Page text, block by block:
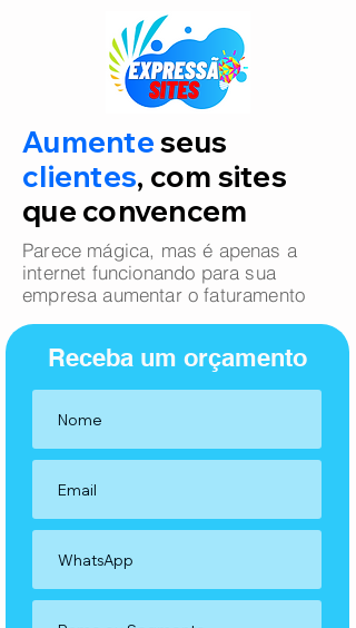
Aumenteseus
clientes, com sites
que convencem
Parece mágica, mas é apenas a
internet funcionando para sua
empresa aumentar o faturamento
Receba um orçamento